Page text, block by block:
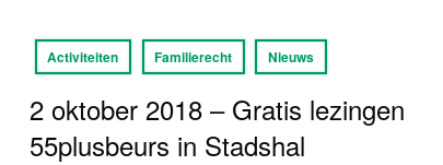
Activiteiten Familierecht Nieuws
2 oktober 2018 – Gratis lezingen
55plusbeurs in Stadshal